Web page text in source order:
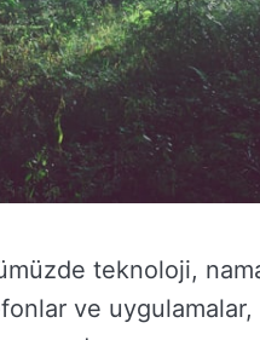
teknoloji,
ve